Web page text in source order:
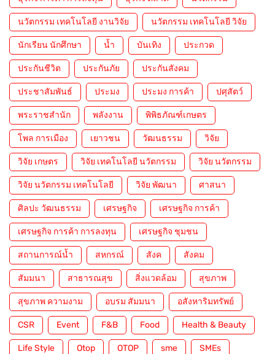
นวัตกรรม เทคโนโลยี งานวิจัย นวัตกรรม เทคโนโลยี วิจัย
นักเรียน นักศึกษา น้ำ บันเทิง ประกวด
ประกันชีวิต ประกันภัย ประกันสังคม
ประชาสัมพันธ์ ประมง ประมง การค้า ปศุสัตว์
พระราชสำนัก พลังงาน พิพิธภัณฑ์เกษตร
โพล การเมือง เยาวชน วัฒนธรรม วิจัย
วิจัย เกษตร วิจัย เทคโนโลยี นวัตกรรม วิจัย นวัตกรรม
วิจัย นวัตกรรม เทคโนโลยี วิจัย พัฒนา ศาสนา
ศิลปะ วัฒนธรรม เศรษฐกิจ เศรษฐกิจ การค้า
เศรษฐกิจ การค้า การลงทุน เศรษฐกิจ ชุมชน
สถานการณ์น้ำ สหกรณ์ สังค สังคม
สัมมนา สาธารณสุข สิ่งแวดล้อม สุขภาพ
สุขภาพ ความงาม อบรม สัมมนา อสังหาริมทรัพย์
CSR Event F&B Food Health & Beauty
Life Style Otop OTOP sme SMEs